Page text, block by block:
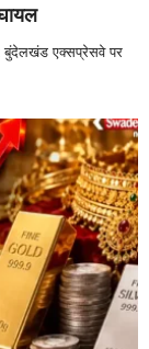
एक्सप्रेसवे पर